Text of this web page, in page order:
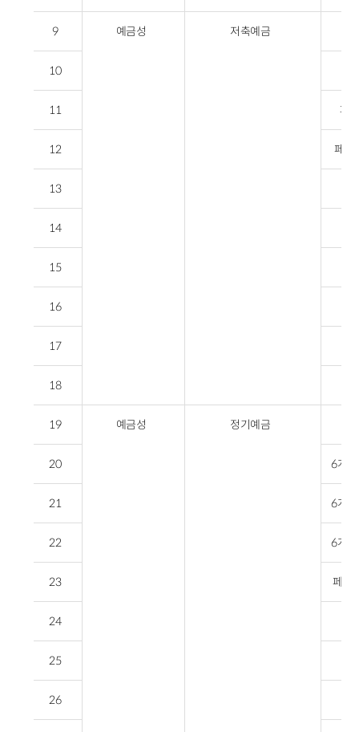
9 예금성 저축예금
10
11 페
12 페퍼
13
14
15
16
17
18
19 예금성 정기예금
20 6개
21 6개
22 6개
23 페퍼
24
25
26